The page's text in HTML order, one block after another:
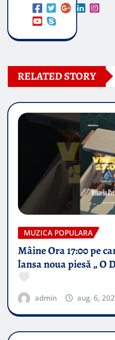
RELATED STORY
MUZICA POPULARA
Mâine Ora 17:00 pe
lansa noua piesă „ O
admin aug. 6,